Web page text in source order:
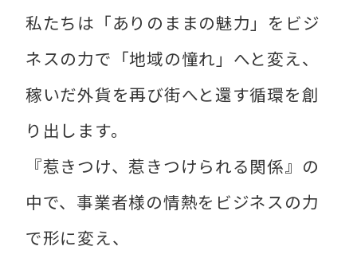
私たちは「ありのままの魅力」をビジ
ネスの力で「地域の憧れ」へと変え、
稼いだ外貨を再び街へと還す循環を創
り出します。
『惹きつけ、惹きつけられる関係』の
中で、事業者様の情熱をビジネスの力
で形に変え、